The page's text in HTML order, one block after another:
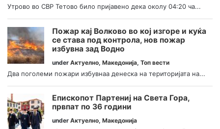
Утрово во СВР Тетово било пријавено дека околу 04:20 ча...
Пожар кај Волково во кој изгоре и куќа
се става под контрола, нов пожар
избувна зад Водно
under Актуелно, Македонија, Топ вести
Два поголеми пожари избувнаа денеска на територијата на...
Епископот Партениј на Света Гора,
првпат по 36 години
under Актуелно, Македонија